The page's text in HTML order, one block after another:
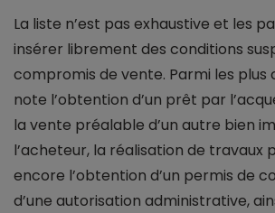
La liste n’est pas exhaustive et les
insérer librement des conditions
compromis de vente. Parmi les plus
note l’obtention d’un prêt par
la vente préalable d’un autre bien
l’acheteur, la réalisation de travaux
encore l’obtention d’un permis de
d’une autorisation administrative,